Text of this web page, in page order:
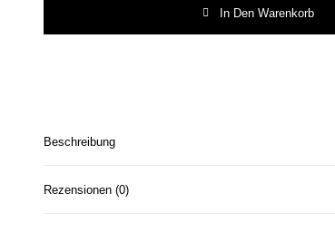
In Den Warenkorb
Beschreibung
Rezensionen (0)